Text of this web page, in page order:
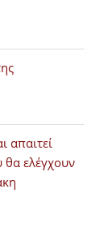
απαιτεί
θα ελέγχουν